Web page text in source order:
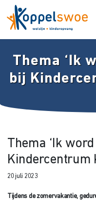
Thema ‘Ik
bij
Thema ‘Ik
Kindercentrum
20 juli 2023
Tijdens de zomervakantie,